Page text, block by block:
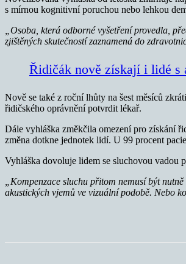
s mírnou kognitivní poruchou nebo lehkou
„Osoba, která odborné vyšetření provedla,
zjištěných skutečností zaznamená do
Řidičák nově získají i lidé s
Nově se také z roční lhůty na šest měsíců
řidičského oprávnění potvrdit lékař.
Dále vyhláška změkčila omezení pro získání
změna dotkne jednotek lidí. U 99 procent
Vyhláška dovoluje lidem se sluchovou vadou
„Kompenzace sluchu přitom nemusí být
akustických vjemů ve vizuální podobě. Nebo